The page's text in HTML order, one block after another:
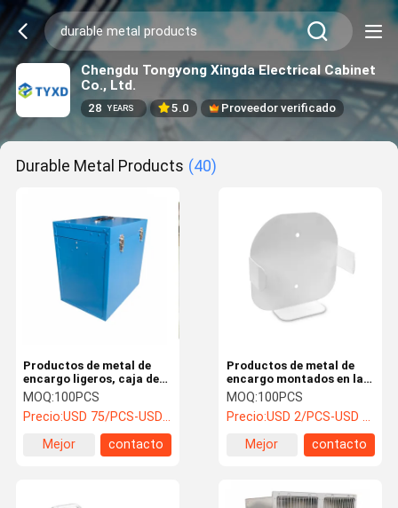
Chengdu Tongyong Xingda Electrical Cabinet
Co., Ltd.
28 YEARS 5.0 Proveedor verificado
Durable Metal Products (40)
Productos de metal de
encargo ligeros, caja de
aluminio de la tachuela
de la preparación del
perro
MOQ:100PCS
Precio:USD 75/PCS-USD 95/PCS
Mejor
contacto
Productos de metal de
encargo montados en la
pared, tenedor en frío de
la máscara del CPR del
acero
MOQ:100PCS
Precio:USD 2/PCS-USD 5/PCS
Mejor
contacto